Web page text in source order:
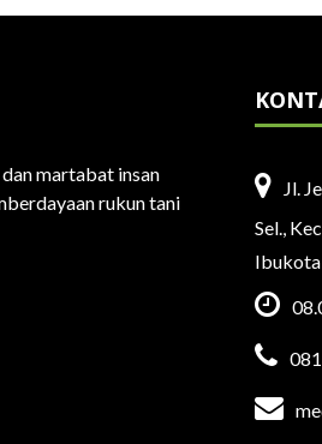
martabat insan
rukun tani
Jl.
Sel.,